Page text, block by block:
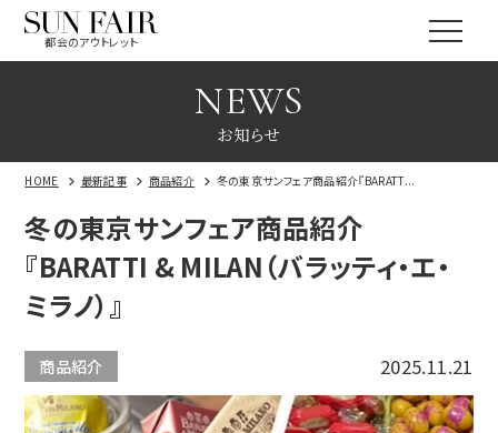
都会のアウトレット
NEWS
お知らせ
HOME 最新記事 商品紹介 冬の東京サンフェア商品紹介『BARATT...
冬の東京サンフェア商品紹介
『BARATTI & MILAN（バラッティ・エ・
ミラノ）』
商品紹介 2025.11.21